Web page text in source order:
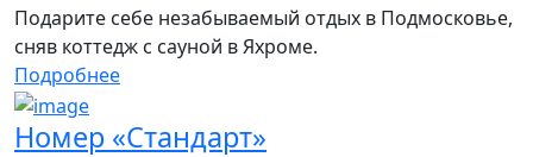
Подарите себе незабываемый отдых в Подмосковье,
сняв коттедж с сауной в Яхроме.
Подробнее
Номер «Стандарт»